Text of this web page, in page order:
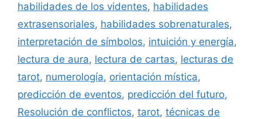
habilidades de los videntes, habilidades
extrasensoriales, habilidades sobrenaturales,
interpretación de símbolos, intuición y energía,
lectura de aura, lectura de cartas, lecturas de
tarot, numerología, orientación mística,
predicción de eventos, predicción del futuro,
Resolución de conflictos, tarot, técnicas de